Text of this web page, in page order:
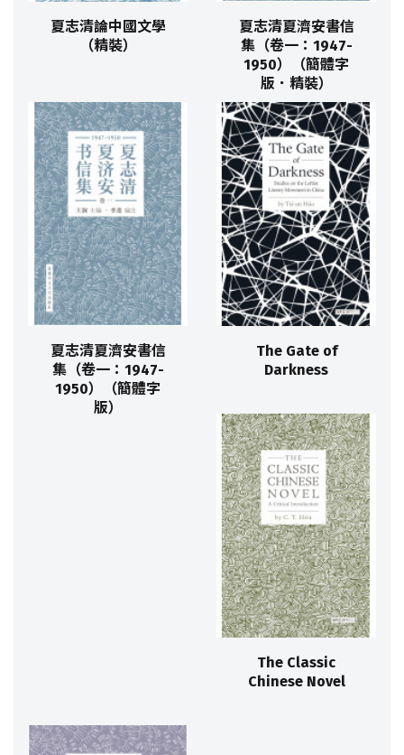
夏志清論中國文學
（精裝）
夏志清夏濟安書信
集（卷一：1947-
1950）（簡體字
版．精裝）
夏志清夏濟安書信
集（卷一：1947-
1950）（簡體字
版）
The Gate of
Darkness
The Classic
Chinese Novel